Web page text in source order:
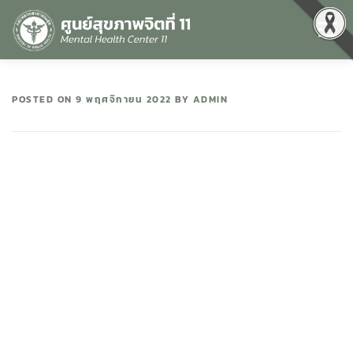
Menu
POSTED ON 9 พฤศจิกายน 2022 BY ADMIN